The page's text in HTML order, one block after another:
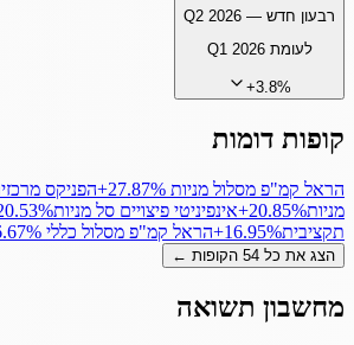
רבעון חדש — Q2 2026
לעומתQ1 2026
+3.8%
קופות דומות
הראל קמ"פ מסלול מניות ‎+27.87%הפניקס
מניות‎+20.85%אינפיניטי פיצויים סל מניות
תקציבית‎+16.95%הראל קמ"פ מסלול כללי
הצג את כל 54 הקופות ←
מחשבון תשואה